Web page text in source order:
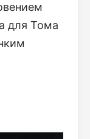
для Тома